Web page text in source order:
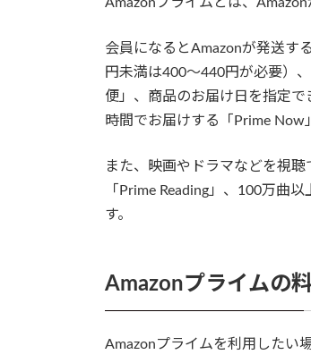
会員になるとAmazonが発送す
円未満は400～440円が必要）
便」、商品のお届け日を指定
時間でお届けする「Prime Now
また、映画やドラマなどを視
「Prime Reading」、100万曲
す。
Amazonプライムの
Amazonプライムを利用したい